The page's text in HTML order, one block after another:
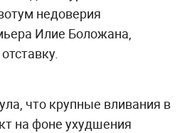
недоверия
Илие Боложана,
что крупные вливания в
на фоне ухудшения